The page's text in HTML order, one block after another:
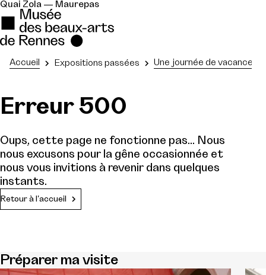
Quai Zola — Maurepas
Accueil Expositions passées Une journée de vacances
Erreur 500
Oups, cette page ne fonctionne pas... Nous
nous excusons pour la gêne occasionnée et
nous vous invitions à revenir dans quelques
instants.
Retour à l'accueil
Préparer ma visite